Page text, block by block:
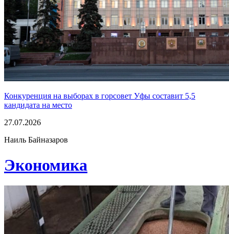
Конкуренция на выборах в горсовет Уфы составит 5,5
кандидата на место
27.07.2026
Наиль Байназаров
Экономика